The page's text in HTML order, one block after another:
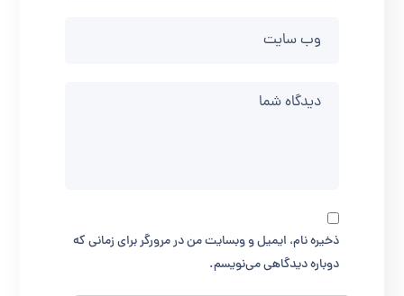
ذخیره نام، ایمیل و وبسایت من در مرورگر برای زمانی که
دوباره دیدگاهی می‌نویسم.